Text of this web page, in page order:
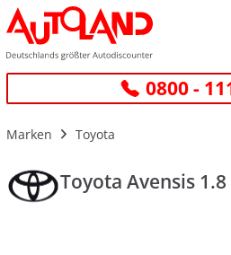
0800 -
Marken Toyota
Toyota Avensis 1.8